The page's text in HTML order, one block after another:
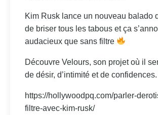
Kim Rusk lance un nouveau balado
de briser tous les tabous et ça
audacieux que sans filtre
Découvre Velours, son projet où il
de désir, d’intimité et de confidences.
https://hollywoodpq.com/parler-
filtre-avec-kim-rusk/